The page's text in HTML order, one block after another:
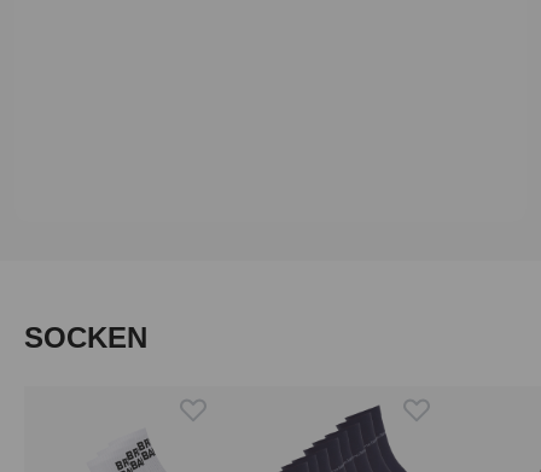
Produktgalerie überspringen
SOCKEN